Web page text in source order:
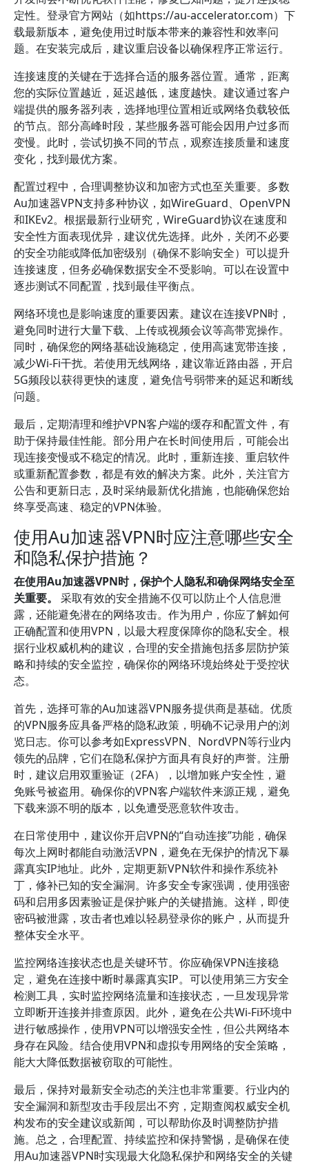
定性。登录官方网站（如https://au-accelerator.com）下
载最新版本，避免使用过时版本带来的兼容性和效率问
题。在安装完成后，建议重启设备以确保程序正常运行。
连接速度的关键在于选择合适的服务器位置。通常，距离
您的实际位置越近，延迟越低，速度越快。建议通过客户
端提供的服务器列表，选择地理位置相近或网络负载较低
的节点。部分高峰时段，某些服务器可能会因用户过多而
变慢。此时，尝试切换不同的节点，观察连接质量和速度
变化，找到最优方案。
配置过程中，合理调整协议和加密方式也至关重要。多数
Au加速器VPN支持多种协议，如WireGuard、OpenVPN
和IKEv2。根据最新行业研究，WireGuard协议在速度和
安全性方面表现优异，建议优先选择。此外，关闭不必要
的安全功能或降低加密级别（确保不影响安全）可以提升
连接速度，但务必确保数据安全不受影响。可以在设置中
逐步测试不同配置，找到最佳平衡点。
网络环境也是影响速度的重要因素。建议在连接VPN时，
避免同时进行大量下载、上传或视频会议等高带宽操作。
同时，确保您的网络基础设施稳定，使用高速宽带连接，
减少Wi-Fi干扰。若使用无线网络，建议靠近路由器，开启
5G频段以获得更快的速度，避免信号弱带来的延迟和断线
问题。
最后，定期清理和维护VPN客户端的缓存和配置文件，有
助于保持最佳性能。部分用户在长时间使用后，可能会出
现连接变慢或不稳定的情况。此时，重新连接、重启软件
或重新配置参数，都是有效的解决方案。此外，关注官方
公告和更新日志，及时采纳最新优化措施，也能确保您始
终享受高速、稳定的VPN体验。
使用Au加速器VPN时应注意哪些安全
和隐私保护措施？
在使用Au加速器VPN时，保护个人隐私和确保网络安全至
关重要。
采取有效的安全措施不仅可以防止个人信息泄
露，还能避免潜在的网络攻击。作为用户，你应了解如何
正确配置和使用VPN，以最大程度保障你的隐私安全。根
据行业权威机构的建议，合理的安全措施包括多层防护策
略和持续的安全监控，确保你的网络环境始终处于受控状
态。
首先，选择可靠的Au加速器VPN服务提供商是基础。优质
的VPN服务应具备严格的隐私政策，明确不记录用户的浏
览日志。你可以参考如ExpressVPN、NordVPN等行业内
领先的品牌，它们在隐私保护方面具有良好的声誉。注册
时，建议启用双重验证（2FA），以增加账户安全性，避
免账号被盗用。确保你的VPN客户端软件来源正规，避免
下载来源不明的版本，以免遭受恶意软件攻击。
在日常使用中，建议你开启VPN的“自动连接”功能，确保
每次上网时都能自动激活VPN，避免在无保护的情况下暴
露真实IP地址。此外，定期更新VPN软件和操作系统补
丁，修补已知的安全漏洞。许多安全专家强调，使用强密
码和启用多因素验证是保护账户的关键措施。这样，即使
密码被泄露，攻击者也难以轻易登录你的账户，从而提升
整体安全水平。
监控网络连接状态也是关键环节。你应确保VPN连接稳
定，避免在连接中断时暴露真实IP。可以使用第三方安全
检测工具，实时监控网络流量和连接状态，一旦发现异常
立即断开连接并排查原因。此外，避免在公共Wi-Fi环境中
进行敏感操作，使用VPN可以增强安全性，但公共网络本
身存在风险。结合使用VPN和虚拟专用网络的安全策略，
能大大降低数据被窃取的可能性。
最后，保持对最新安全动态的关注也非常重要。行业内的
安全漏洞和新型攻击手段层出不穷，定期查阅权威安全机
构发布的安全建议或新闻，可以帮助你及时调整防护措
施。总之，合理配置、持续监控和保持警惕，是确保在使
用Au加速器VPN时实现最大化隐私保护和网络安全的关键